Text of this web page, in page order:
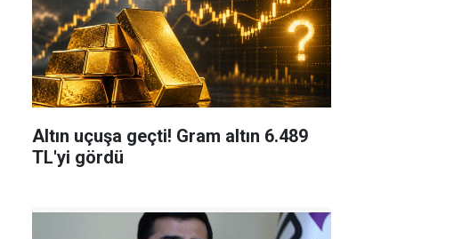
Altın uçuşa geçti! Gram altın 6.489
TL'yi gördü